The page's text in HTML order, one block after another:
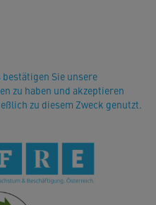
Sie unsere
zu haben und akzeptieren
zu diesem Zweck genutzt.